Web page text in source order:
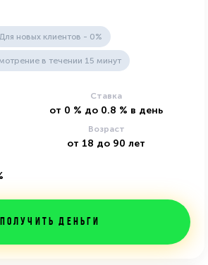
Для новых клиентов - 0%
в течении 15 минут
Ставка
от 0 % до 0.8 % в день
Возраст
от 18 до 90 лет
Получить деньги